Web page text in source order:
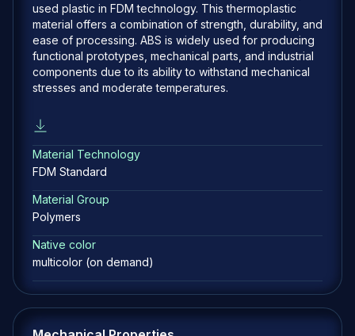
used plastic in FDM technology. This thermoplastic
material offers a combination of strength, durability, and
ease of processing. ABS is widely used for producing
functional prototypes, mechanical parts, and industrial
components due to its ability to withstand mechanical
stresses and moderate temperatures.
Material Technology
FDM Standard
Material Group
Polymers
Native color
multicolor (on demand)